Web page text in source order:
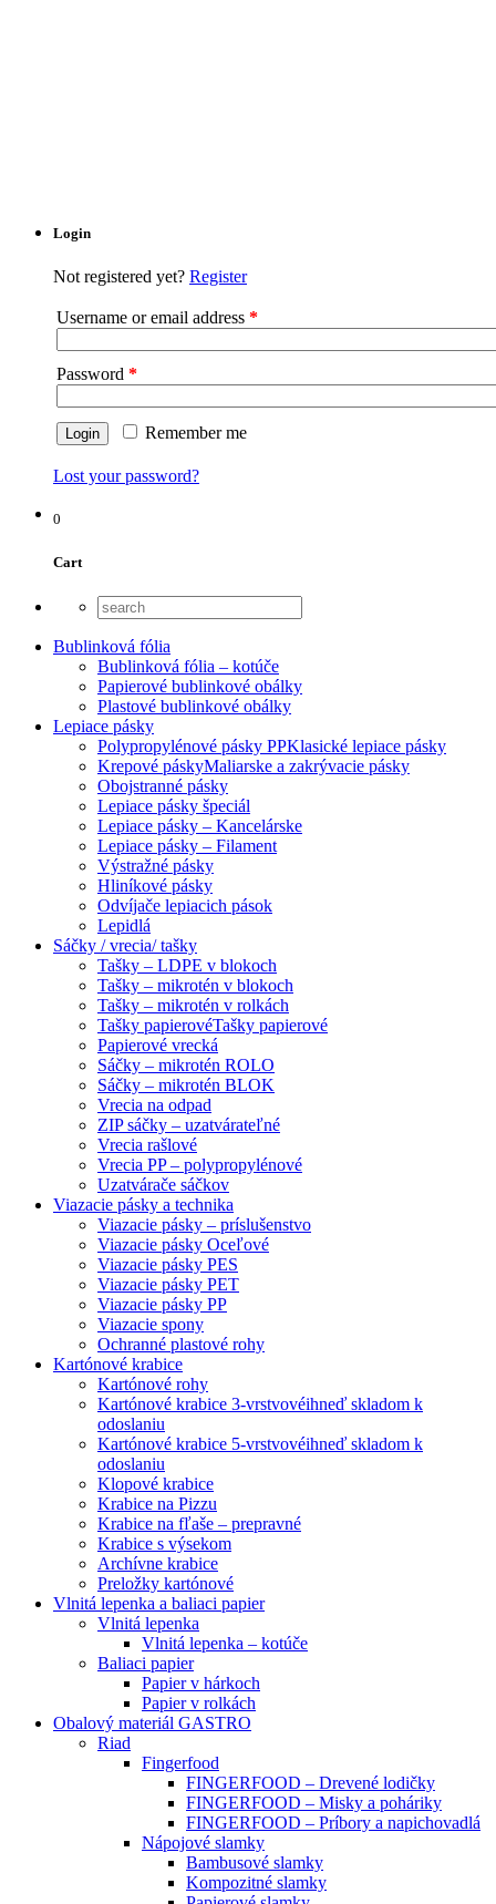
Login
Not registered yet? Register
Username or email address *
Password *
Remember me
Lost your password?
0
Cart
Bublinková fólia
Bublinková fólia – kotúče
Papierové bublinkové obálky
Plastové bublinkové obálky
Lepiace pásky
Polypropylénové pásky PPKlasické lepiace pásky
Krepové páskyMaliarske a zakrývacie pásky
Obojstranné pásky
Lepiace pásky špeciál
Lepiace pásky – Kancelárske
Lepiace pásky – Filament
Výstražné pásky
Hliníkové pásky
Odvíjače lepiacich pások
Lepidlá
Sáčky / vrecia/ tašky
Tašky – LDPE v blokoch
Tašky – mikrotén v blokoch
Tašky – mikrotén v rolkách
Tašky papierovéTašky papierové
Papierové vrecká
Sáčky – mikrotén ROLO
Sáčky – mikrotén BLOK
Vrecia na odpad
ZIP sáčky – uzatvárateľné
Vrecia rašlové
Vrecia PP – polypropylénové
Uzatvárače sáčkov
Viazacie pásky a technika
Viazacie pásky – príslušenstvo
Viazacie pásky Oceľové
Viazacie pásky PES
Viazacie pásky PET
Viazacie pásky PP
Viazacie spony
Ochranné plastové rohy
Kartónové krabice
Kartónové rohy
Kartónové krabice 3-vrstvovéihneď skladom k
odoslaniu
Kartónové krabice 5-vrstvovéihneď skladom k
odoslaniu
Klopové krabice
Krabice na Pizzu
Krabice na fľaše – prepravné
Krabice s výsekom
Archívne krabice
Preložky kartónové
Vlnitá lepenka a baliaci papier
Vlnitá lepenka
Vlnitá lepenka – kotúče
Baliaci papier
Papier v hárkoch
Papier v rolkách
Obalový materiál GASTRO
Riad
Fingerfood
FINGERFOOD – Drevené lodičky
FINGERFOOD – Misky a poháriky
FINGERFOOD – Príbory a napichovadlá
Nápojové slamky
Bambusové slamky
Kompozitné slamky